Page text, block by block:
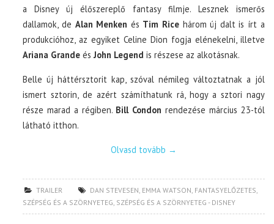
a Disney új élőszereplő fantasy filmje. Lesznek ismerős
dallamok, de Alan Menken és Tim Ricehárom új dalt is írt a
produkcióhoz, az egyiket Celine Dion fogja elénekelni, illetve
Ariana Grande és John Legend is részese az alkotásnak.
Belle új háttérsztorit kap, szóval némileg változtatnak a jól
ismert sztorin, de azért számíthatunk rá, hogy a sztori nagy
része marad a régiben. Bill Condon rendezése március 23-tól
látható itthon.
Olvasd tovább →
TRAILER DAN STEVESEN EMMA WATSON FANTASYELŐZETES
SZÉPSÉG ÉS A SZÖRNYETEG SZÉPSÉG ÉS A SZÖRNYETEG - DISNEY